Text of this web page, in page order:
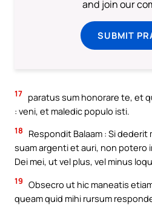
and join our
SUBMIT
17 paratus sum honorare te, et
: veni, et maledic populo isti.
18
Respondit Balaam : Si dederit
suam argenti et auri, non potero
Dei mei, ut vel plus, vel minus
19 Obsecro ut hic maneatis
queam quid mihi rursum